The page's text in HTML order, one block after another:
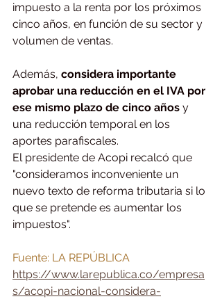
impuesto a la renta por los próximos
cinco años, en función de su sector y
volumen de ventas.
Además, considera importante
aprobar una reducción en el IVA por
ese mismo plazo de cinco años y
una reducción temporal en los
aportes parafiscales.
El presidente de Acopi recalcó que
"consideramos inconveniente un
nuevo texto de reforma tributaria si lo
que se pretende es aumentar los
impuestos".
Fuente: LA REPÚBLICA
https://www.larepublica.co/empresa
s/acopi-nacional-considera-